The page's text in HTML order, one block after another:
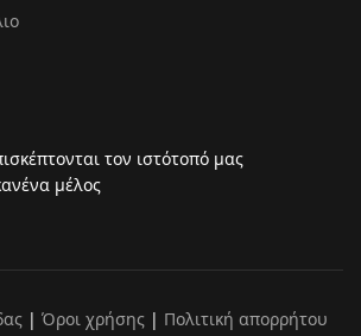
τον ιστότοπό μας
μέλος
| Όροι χρήσης| Πολιτική απορρήτου